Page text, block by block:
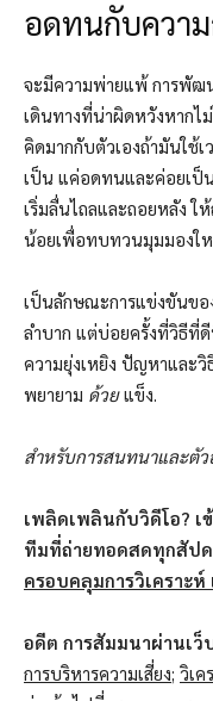
อดทนกับควา
จะมีความพ่ายแพ้ การพัฒ
เดินทางที่น่าผิดหวังหากไ
คิดมากกับตัวเองถ้ามันใช้
เป็น แค่อดทนและค่อยเ
เริ่มลื่นไถลและถอยหลัง ใ
น้อยเพื่อทบทวนมุมมองใ
เป็นลักษณะการแข่งขันขอ
ลำบาก แต่บ่อยครั้งที่วิธีที่
ความยุ่งเหยิง ปัญหาและ
พยายาม ด้วยแข็ง.
สำหรับการสนทนาและตั
เพลิดเพลินกับวิดีโอ? เ
ทีมที่ถ่ายทอดสดทุกสัป
ครอบคลุมการวิเคราะ
อดีต การสัมมนาผ่านเว็
การบริหารความเสี่ยง; วิเค